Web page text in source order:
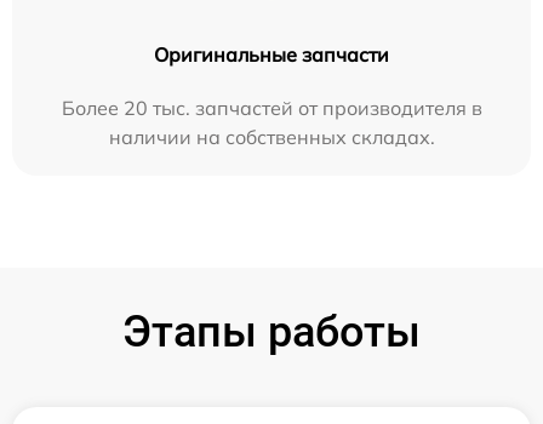
Оригинальные запчасти
Более 20 тыс. запчастей от производителя в
наличии на собственных складах.
Этапы работы